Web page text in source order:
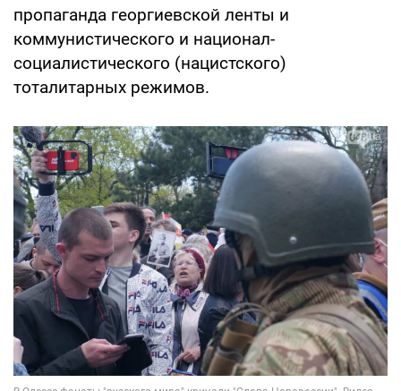
пропаганда георгиевской ленты и
коммунистического и национал-
социалистического (нацистского)
тоталитарных режимов.